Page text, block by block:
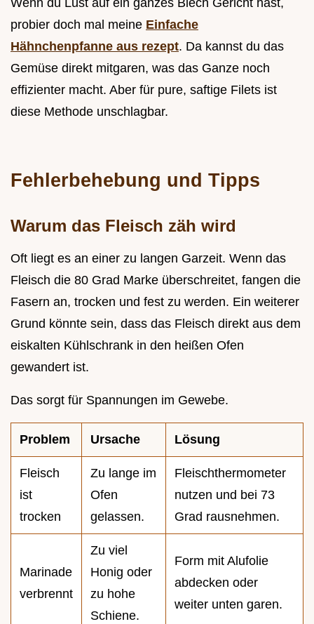
Wenn du Lust auf ein ganzes Blech Gericht hast,
probier doch mal meine Einfache
Hähnchenpfanne aus rezept. Da kannst du das
Gemüse direkt mitgaren, was das Ganze noch
effizienter macht. Aber für pure, saftige Filets ist
diese Methode unschlagbar.
Fehlerbehebung und Tipps
Warum das Fleisch zäh wird
Oft liegt es an einer zu langen Garzeit. Wenn das
Fleisch die 80 Grad Marke überschreitet, fangen die
Fasern an, trocken und fest zu werden. Ein weiterer
Grund könnte sein, dass das Fleisch direkt aus dem
eiskalten Kühlschrank in den heißen Ofen
gewandert ist.
Das sorgt für Spannungen im Gewebe.
Problem Ursache Lösung
Fleisch
ist
trocken
Zu lange im
Ofen
gelassen.
Fleischthermometer
nutzen und bei 73
Grad rausnehmen.
Marinade
verbrennt
Zu viel
Honig oder
zu hohe
Schiene.
Form mit Alufolie
abdecken oder
weiter unten garen.